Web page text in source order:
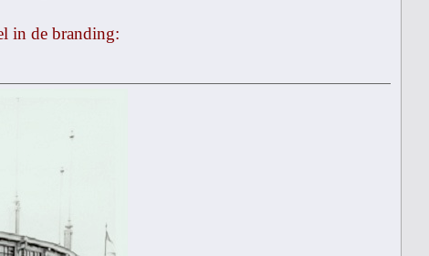
in de branding: